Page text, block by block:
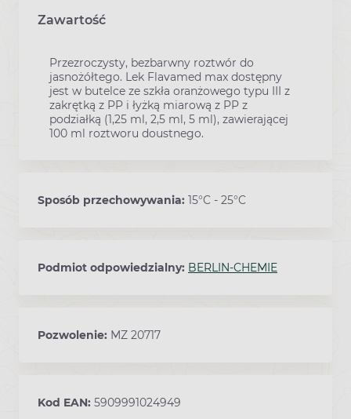
Zawartość
Przezroczysty, bezbarwny roztwór do
jasnożółtego. Lek Flavamed max dostępny
jest w butelce ze szkła oranżowego typu III z
zakrętką z PP i łyżką miarową z PP z
podziałką (1,25 ml, 2,5 ml, 5 ml), zawierającej
100 ml roztworu doustnego.
Sposób przechowywania: 15°C - 25°C
Podmiot odpowiedzialny: BERLIN-CHEMIE
Pozwolenie: MZ 20717
Kod EAN: 5909991024949